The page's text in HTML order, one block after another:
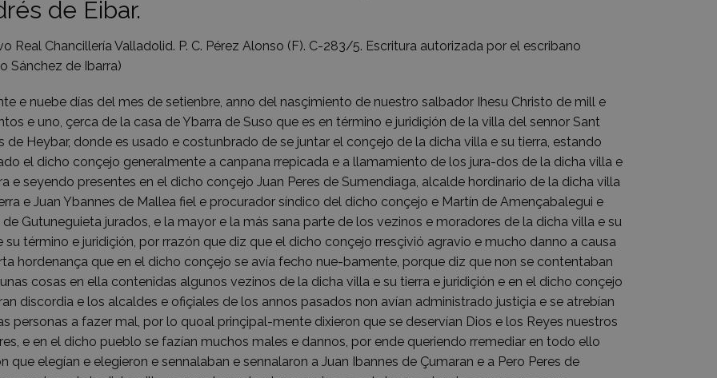
de Eibar.
Real Chancillería Valladolid. P. C. Pérez Alonso (F). C-283/5. Escritura autorizada por el escribano
Sánchez de Ibarra)
e nuebe días del mes de setienbre, anno del nasçimiento de nuestro salbador Ihesu Christo de mill e
e uno, çerca de la casa de Ybarra de Suso que es en término e juridiçión de la villa del sennor Sant
de Heybar, donde es usado e costunbrado de se juntar el conçejo de la dicha villa e su tierra, estando
el dicho conçejo generalmente a canpana rrepicada e a llamamiento de los jura-dos de la dicha villa e
e seyendo presentes en el dicho conçejo Juan Peres de Sumendiaga, alcalde hordinario de la dicha villa
e Juan Ybannes de Mallea fiel e procurador síndico del dicho conçejo e Martín de Amençabalegui e
de Gutuneguieta jurados, e la mayor e la más sana parte de los vezinos e moradores de la dicha villa e su
su término e juridiçión, por rrazón que diz que el dicho conçejo rresçivió agravio e mucho danno a causa
hordenança que en el dicho conçejo se avía fecho nue-bamente, porque diz que non se contentaban
cosas en ella contenidas algunos vezinos de la dicha villa e su tierra e juridiçión e en el dicho conçejo
discordia e los alcaldes e ofiçiales de los annos pasados non avían administrado justiçia e se atrebían
personas a fazer mal, por lo quoal prinçipal-mente dixieron que se deservían Dios e los Reyes nuestros
e en el dicho pueblo se fazían muchos males e dannos, por ende queriendo rremediar en todo ello
que elegían e elegieron e sennalaban e sennalaron a Juan Ibannes de Çumaran e a Pero Peres de